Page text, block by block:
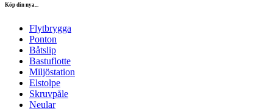
Köp din nya...
Flytbrygga
Ponton
Båtslip
Bastuflotte
Miljöstation
Elstolpe
Skruvpåle
Neular